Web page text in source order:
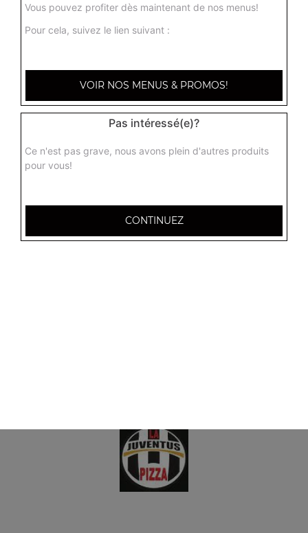
10.50€
Frites à l'intérieur, sauce fromagère + 1 boisson 33 cl
Frites à l'intérieur, sauce fromagère + 1 boisson 33 cl
Menu tacos 4 viandes
Frites à l'intérieur, sauce fromagère + 1 boisson 33 cl
Vous pouvez profiter dès maintenant de nos menus!
Pour cela, suivez le lien suivant :
VOIR NOS MENUS & PROMOS!
Pas intéressé(e)?
Ce n'est pas grave, nous avons plein d'autres produits
pour vous!
CONTINUEZ